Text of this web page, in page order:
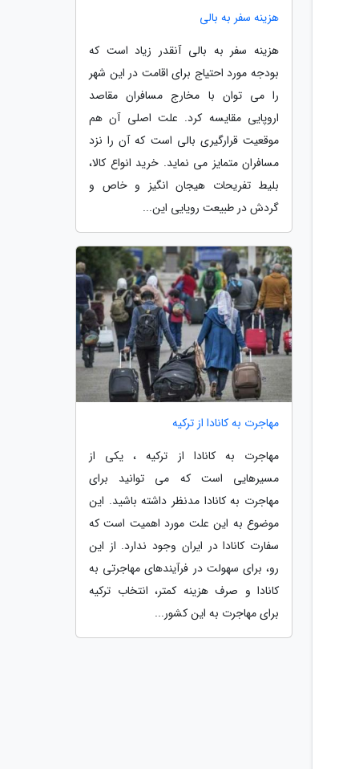
هزینه سفر به بالی
هزینه سفر به بالی آنقدر زیاد است که
بودجه مورد احتیاج برای اقامت در این شهر
را می توان با مخارج مسافران مقاصد
اروپایی مقایسه کرد. علت اصلی آن هم
موقعیت قرارگیری بالی است که آن را نزد
مسافران متمایز می نماید. خرید انواع کالا،
بلیط تفریحات هیجان انگیز و خاص و
گردش در طبیعت رویایی این...
مهاجرت به کانادا از ترکیه
مهاجرت به کانادا از ترکیه ، یکی از
مسیرهایی است که می توانید برای
مهاجرت به کانادا مدنظر داشته باشید. این
موضوع به این علت مورد اهمیت است که
سفارت کانادا در ایران وجود ندارد. از این
رو، برای سهولت در فرآیندهای مهاجرتی به
کانادا و صرف هزینه کمتر، انتخاب ترکیه
برای مهاجرت به این کشور...